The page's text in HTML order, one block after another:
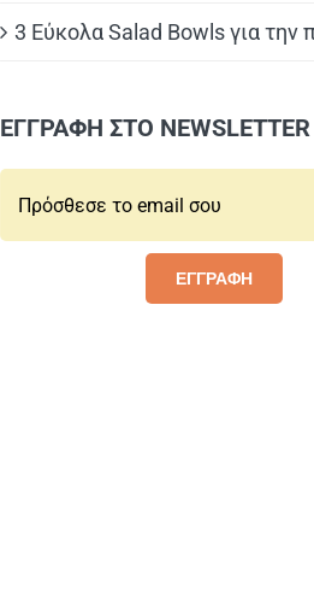
3 Εύκολα Salad Bowls για την
ΕΓΓΡΑΦΗ ΣΤΟ NEWSLETTER
ΕΓΓΡΑΦΗ